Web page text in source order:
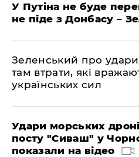
У Путіна не буде
не піде з Донбасу –
Зеленський про
там втрати, які
українських сил
Удари морських
посту "Сиваш" у
показали на відео